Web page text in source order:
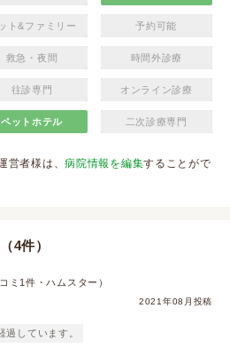
ト&ファミリー 予約可能
救急・夜間 時間外診療
往診専門 オンライン診療
ペットホテル 二次診療専門
営者様は、病院情報を編集することがで
4件）
ミ1件・ハムスター）
2021年08月投稿
過しています。